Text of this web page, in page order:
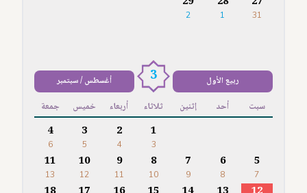
31
1
2
ربيع الأول 3 أغسطس / سبتمبر
سبت أحد إثنين ثلاثاء أربعاء خميس جمعة
1
3
2
4
3
5
4
6
5
7
6
8
7
9
8
10
9
11
10
12
11
13